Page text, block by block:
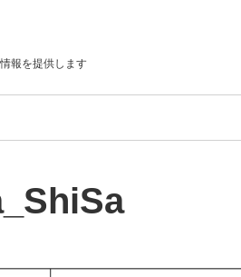
報を提供します